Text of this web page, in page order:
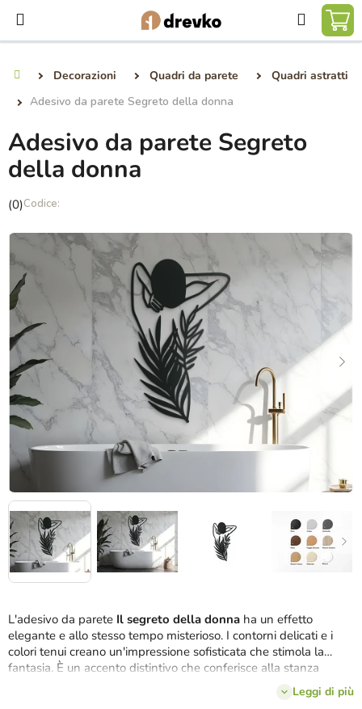
contenuto
Ricerca
Decorazioni Quadri da parete
Quadri astratti
Adesivo da parete Segreto della donna
L'adesivo da parete Il segreto della donna ha un effetto
elegante e allo stesso tempo misterioso. I contorni delicati e i
colori tenui creano un'impressione sofisticata che stimola la
fantasia. È un accento distintivo che conferisce alla stanza
Leggi di più
Adesivo da parete Segreto
della donna
La
media
del
prodotto
0,0
su
5
stelle.
(0)